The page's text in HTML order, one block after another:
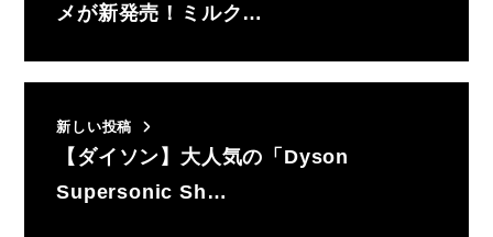
メが新発売！ミルク…
新しい投稿
【ダイソン】大人気の「Dyson
Supersonic Sh…